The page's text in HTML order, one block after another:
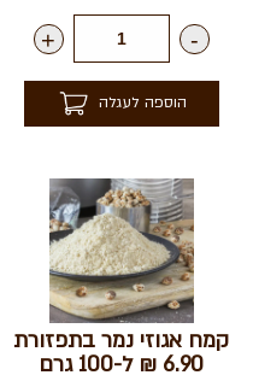
-
+
הוספה לעגלה
קמח אגוזי נמר בתפזורת
6.90 ₪ ל-100 גרם